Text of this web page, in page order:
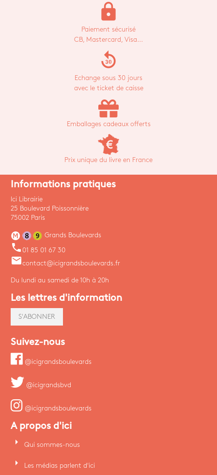
lock
Paiement sécurisé
CB, Mastercard, Visa...
replay_30
Echange sous 30 jours
avec le ticket de caisse
Emballages cadeaux offerts
Prix unique du livre en France
Informations pratiques
Ici Librairie
25 Boulevard Poissonnière
75002 Paris
Grands Boulevards
phone 01 85 01 67 30
emailcontact@icigrandsboulevards.fr
Du lundi au samedi de 10h à 20h
Les lettres d'information
S'ABONNER
Suivez-nous
@icigrandsboulevards
@icigrandsbvd
@icigrandsboulevards
A propos d'ici
arrow_right Qui sommes-nous
arrow_right Les médias parlent d'ici